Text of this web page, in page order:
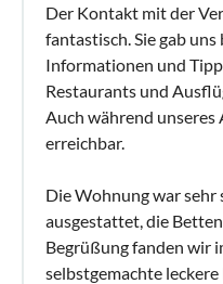
Der Kontakt mit der
fantastisch. Sie gab
Informationen und
Restaurants und
Auch während
erreichbar.
Die Wohnung war sehr
ausgestattet, die
Begrüßung fanden wir
selbstgemachte